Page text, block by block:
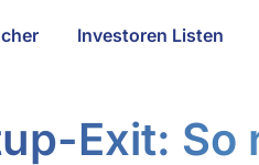
Investoren Listen
Exit: So